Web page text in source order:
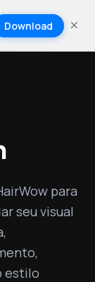
Download
para
seu visual
estilo